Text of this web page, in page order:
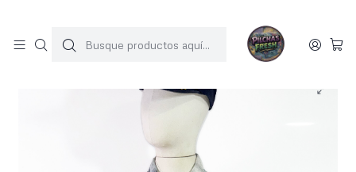
Inicio CAMISAS Camisa vintage (M-L)